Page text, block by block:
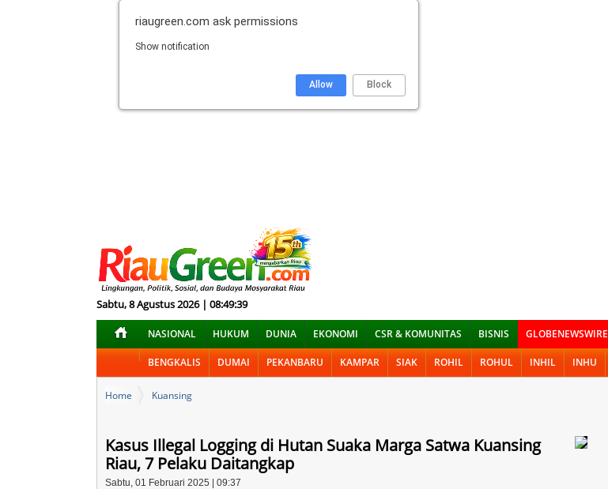
Sabtu, 8 Agustus 2026 | 08:49:40
NASIONAL HUKUM DUNIA EKONOMI CSR & KOMUNITAS BISNIS GLOBENEWSWIRE
BENGKALIS DUMAI PEKANBARU KAMPAR SIAK ROHIL ROHUL INHIL INHU
Home Kuansing
Kasus Illegal Logging di Hutan Suaka Marga Satwa Kuansing
Riau, 7 Pelaku Daitangkap
Sabtu, 01 Februari 2025 | 09:37
riaugreen.com ask permissions
Show notification
Block
Allow